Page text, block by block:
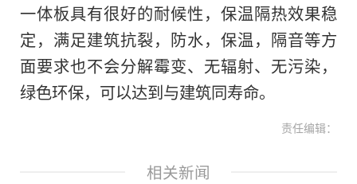
一体板具有很好的耐候性，保温隔热效果稳
定，满足建筑抗裂，防水，保温，隔音等方
面要求也不会分解霉变、无辐射、无污染，
绿色环保，可以达到与建筑同寿命。
责任编辑：
相关新闻